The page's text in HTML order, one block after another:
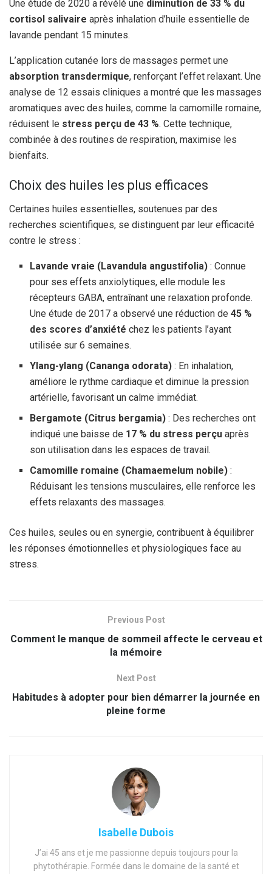
Une étude de 2020 a révélé une diminution de 33 % du
cortisol salivaire après inhalation d’huile essentielle de
lavande pendant 15 minutes.
L’application cutanée lors de massages permet une
absorption transdermique, renforçant l’effet relaxant. Une
analyse de 12 essais cliniques a montré que les massages
aromatiques avec des huiles, comme la camomille romaine,
réduisent le stress perçu de 43 %. Cette technique,
combinée à des routines de respiration, maximise les
bienfaits.
Choix des huiles les plus efficaces
Certaines huiles essentielles, soutenues par des
recherches scientifiques, se distinguent par leur efficacité
contre le stress :
Lavande vraie (Lavandula angustifolia) : Connue
pour ses effets anxiolytiques, elle module les
récepteurs GABA, entraînant une relaxation profonde.
Une étude de 2017 a observé une réduction de45 %
des scores d’anxiété chez les patients l’ayant
utilisée sur 6 semaines.
Ylang-ylang (Cananga odorata) : En inhalation,
améliore le rythme cardiaque et diminue la pression
artérielle, favorisant un calme immédiat.
Bergamote (Citrus bergamia) : Des recherches ont
indiqué une baisse de 17 % du stress perçu après
son utilisation dans les espaces de travail.
Camomille romaine (Chamaemelum nobile) :
Réduisant les tensions musculaires, elle renforce les
effets relaxants des massages.
Ces huiles, seules ou en synergie, contribuent à équilibrer
les réponses émotionnelles et physiologiques face au
stress.
Previous Post
Comment le manque de sommeil affecte le cerveau et
la mémoire
Next Post
Habitudes à adopter pour bien démarrer la journée en
pleine forme
Isabelle Dubois
J’ai 45 ans et je me passionne depuis toujours pour la
phytothérapie. Formée dans le domaine de la santé et